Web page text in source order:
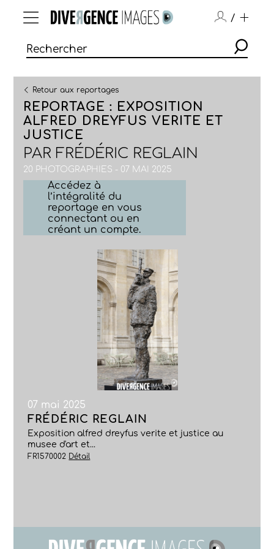
/
Retour aux reportages
REPORTAGE : EXPOSITION
ALFRED DREYFUS VERITE ET
JUSTICE
PAR FRÉDÉRIC REGLAIN
20 PHOTOGRAPHIES - 07 MAI 2025
Accédez à
l’intégralité du
reportage en vous
connectant ou en
créant un compte.
07 mai 2025
FRÉDÉRIC REGLAIN
Exposition alfred dreyfus verite et justice au
musee d'art et...
FR1570002 Détail